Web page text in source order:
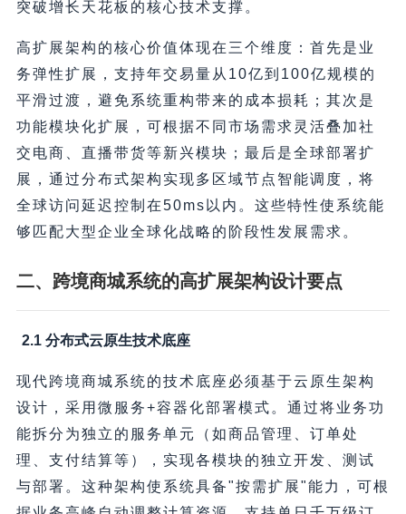
突破增长天花板的核心技术支撑。
高扩展架构的核心价值体现在三个维度：首先是业
务弹性扩展，支持年交易量从10亿到100亿规模的
平滑过渡，避免系统重构带来的成本损耗；其次是
功能模块化扩展，可根据不同市场需求灵活叠加社
交电商、直播带货等新兴模块；最后是全球部署扩
展，通过分布式架构实现多区域节点智能调度，将
全球访问延迟控制在50ms以内。这些特性使系统能
够匹配大型企业全球化战略的阶段性发展需求。
二、跨境商城系统的高扩展架构设计要点
2.1 分布式云原生技术底座
现代跨境商城系统的技术底座必须基于云原生架构
设计，采用微服务+容器化部署模式。通过将业务功
能拆分为独立的服务单元（如商品管理、订单处
理、支付结算等），实现各模块的独立开发、测试
与部署。这种架构使系统具备"按需扩展"能力，可根